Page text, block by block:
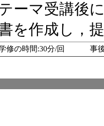
ーマ受講後
を作成し，
修の時間:30分/回 事後